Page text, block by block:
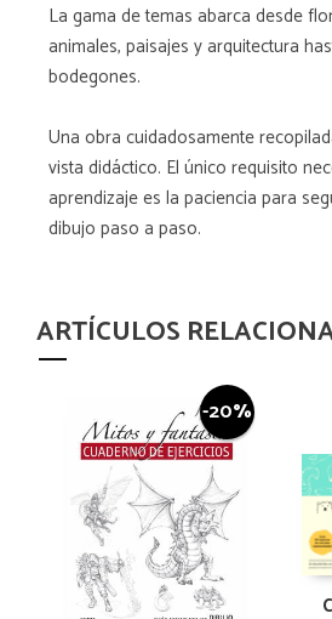
La gama de temas abarca desde
animales, paisajes y arquitectura
bodegones.
Una obra cuidadosamente
vista didáctico. El único requisito
aprendizaje es la paciencia para
dibujo paso a paso.
ARTÍCULOS
-20%